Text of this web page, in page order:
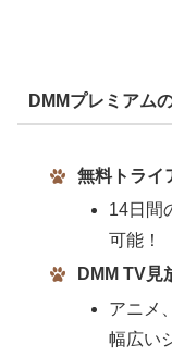
DMMプレミアム
無料トライ
14日間
可能！
DMM TV見
アニメ
幅広い